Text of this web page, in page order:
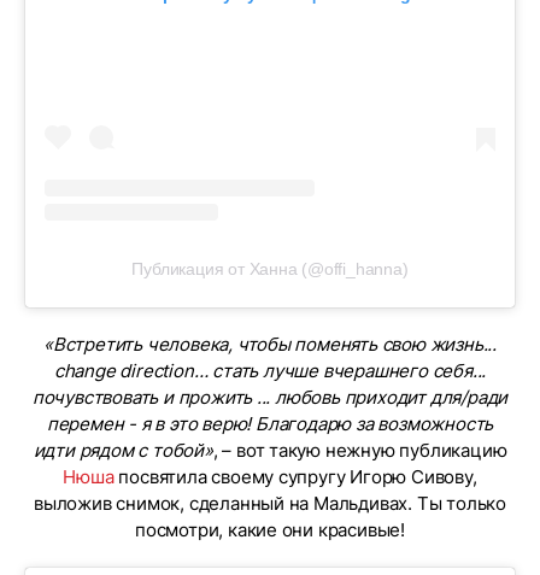
Публикация от Ханна (@offi_hanna)
«Встретить человека, чтобы поменять свою жизнь...
change direction… стать лучше вчерашнего себя...
почувствовать и прожить ... любовь приходит для/ради
перемен - я в это верю! Благодарю за возможность
идти рядом с тобой», – вот такую нежную публикацию
Нюшапосвятила своему супругу Игорю Сивову,
выложив снимок, сделанный на Мальдивах. Ты только
посмотри, какие они красивые!